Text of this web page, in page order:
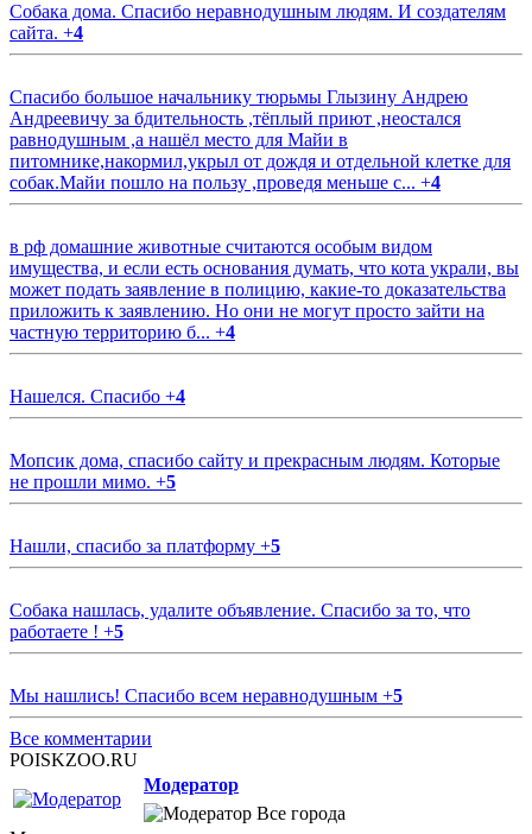
Собака дома. Спасибо неравнодушным людям. И создателям
сайта. +4
Спасибо большое начальнику тюрьмы Глызину Андрею
Андреевичу за бдительность ,тёплый приют ,неостался
равнодушным ,а нашёл место для Майи в
питомнике,накормил,укрыл от дождя и отдельной клетке для
собак.Майи пошло на пользу ,проведя меньше с... +4
в рф домашние животные считаются особым видом
имущества, и если есть основания думать, что кота украли, вы
может подать заявление в полицию, какие-то доказательства
приложить к заявлению. Но они не могут просто зайти на
частную территорию б... +4
Нашелся. Спасибо +4
Мопсик дома, спасибо сайту и прекрасным людям. Которые
не прошли мимо. +5
Нашли, спасибо за платформу +5
Собака нашлась, удалите объявление. Спасибо за то, что
работаете ! +5
Мы нашлись! Спасибо всем неравнодушным +5
Все комментарии
POISKZOO.RU
Модератор
Все города